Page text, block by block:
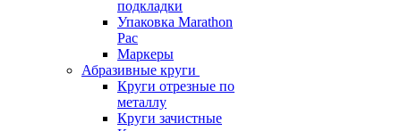
подкладки
Упаковка Marathon
Pac
Маркеры
Абразивные круги
Круги отрезные по
металлу
Круги зачистные